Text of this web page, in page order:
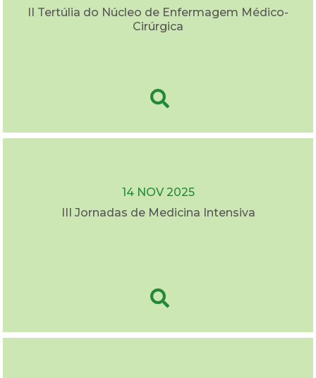
II Tertúlia do Núcleo de Enfermagem Médico-
Cirúrgica
14 NOV 2025
III Jornadas de Medicina Intensiva